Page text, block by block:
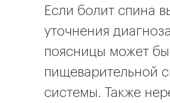
Если болит спина
уточнения
поясницы может
пищеварительной
системы. Также